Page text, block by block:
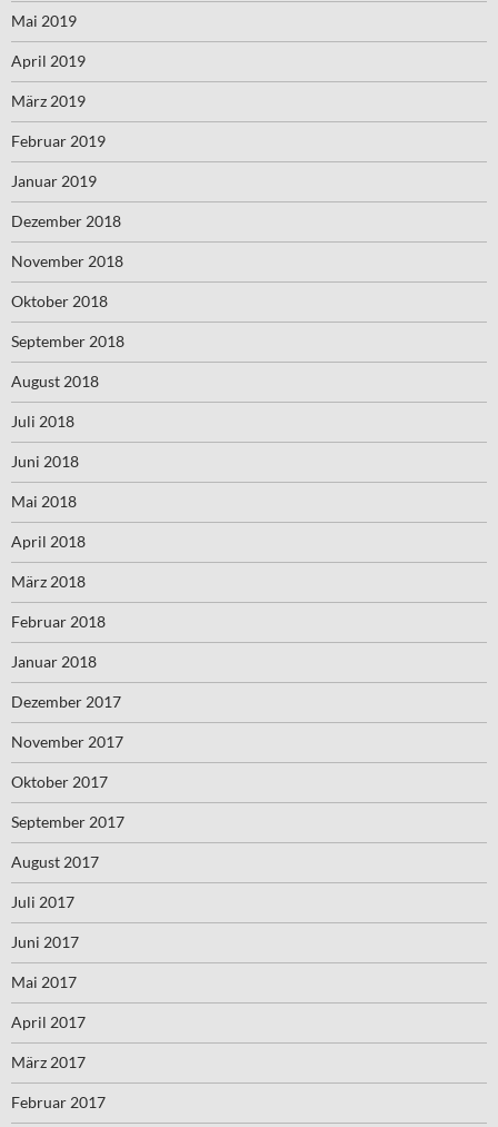
Mai 2019
April 2019
März 2019
Februar 2019
Januar 2019
Dezember 2018
November 2018
Oktober 2018
September 2018
August 2018
Juli 2018
Juni 2018
Mai 2018
April 2018
März 2018
Februar 2018
Januar 2018
Dezember 2017
November 2017
Oktober 2017
September 2017
August 2017
Juli 2017
Juni 2017
Mai 2017
April 2017
März 2017
Februar 2017